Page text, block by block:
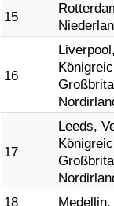
15
16
17
Leeds,
18